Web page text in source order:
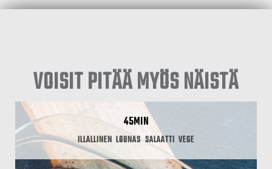
VOISIT PITÄÄ MYÖS NÄISTÄ
45MIN
ILLALLINEN LOUNAS SALAATTI VEGE